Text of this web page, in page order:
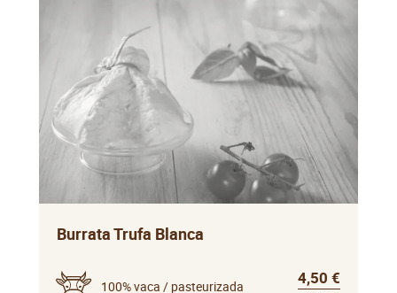
Burrata Trufa Blanca
100% vaca / pasteurizada 4,50 €